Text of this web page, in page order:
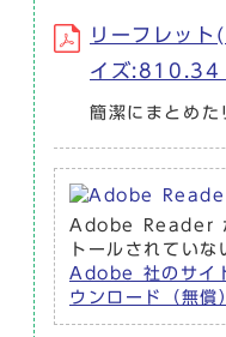
リーフレッ
イズ:810.34
簡潔にまとめた
Adobe Reader
トールされていな
Adobe 社のサイ
ウンロード（無償